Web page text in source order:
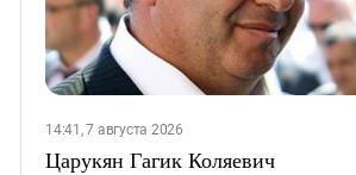
14:41, 7 августа 2026
Царукян Гагик Коляевич